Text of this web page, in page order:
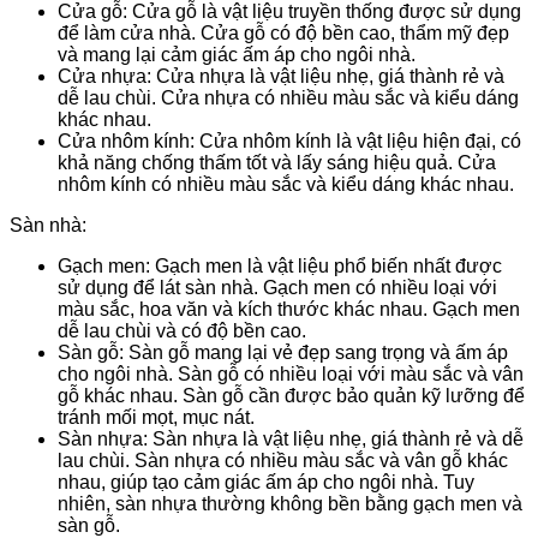
Cửa gỗ: Cửa gỗ là vật liệu truyền thống được sử dụng
để làm cửa nhà. Cửa gỗ có độ bền cao, thẩm mỹ đẹp
và mang lại cảm giác ấm áp cho ngôi nhà.
Cửa nhựa: Cửa nhựa là vật liệu nhẹ, giá thành rẻ và
dễ lau chùi. Cửa nhựa có nhiều màu sắc và kiểu dáng
khác nhau.
Cửa nhôm kính: Cửa nhôm kính là vật liệu hiện đại, có
khả năng chống thấm tốt và lấy sáng hiệu quả. Cửa
nhôm kính có nhiều màu sắc và kiểu dáng khác nhau.
Sàn nhà:
Gạch men: Gạch men là vật liệu phổ biến nhất được
sử dụng để lát sàn nhà. Gạch men có nhiều loại với
màu sắc, hoa văn và kích thước khác nhau. Gạch men
dễ lau chùi và có độ bền cao.
Sàn gỗ: Sàn gỗ mang lại vẻ đẹp sang trọng và ấm áp
cho ngôi nhà. Sàn gỗ có nhiều loại với màu sắc và vân
gỗ khác nhau. Sàn gỗ cần được bảo quản kỹ lưỡng để
tránh mối mọt, mục nát.
Sàn nhựa: Sàn nhựa là vật liệu nhẹ, giá thành rẻ và dễ
lau chùi. Sàn nhựa có nhiều màu sắc và vân gỗ khác
nhau, giúp tạo cảm giác ấm áp cho ngôi nhà. Tuy
nhiên, sàn nhựa thường không bền bằng gạch men và
sàn gỗ.